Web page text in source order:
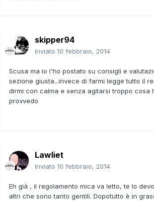
skipper94
Inviato 10 febbraio, 2014
Scusa ma io l'ho postato su consigli e
sezione giusta...invece di farmi legge tutto il
dirmi con calma e senza agitarsi troppo cosa
provvedo
Lawliet
Inviato 10 febbraio, 2014
Eh già , il regolamento mica va letto, te lo
altri che sono tanto gentili. Dopotutto è in